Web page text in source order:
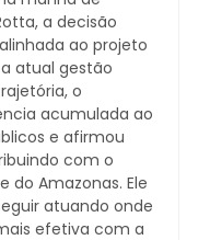
a decisão
ao projeto
atual gestão
o
acumulada ao
e afirmou
com o
do Amazonas. Ele
atuando onde
efetiva com a